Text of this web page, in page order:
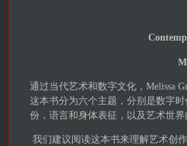
通过当代艺术和数字文化，Melissa
这本书分为六个主题，分别是数字
份，语言和身体表征，以及艺术世
我们建议阅读这本书来理解艺术创